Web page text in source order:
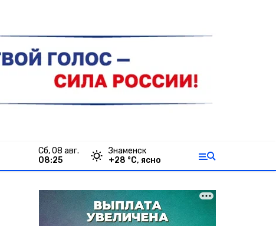
сб, 08 авг.
08:25
Знаменск
+28 °С, ясно